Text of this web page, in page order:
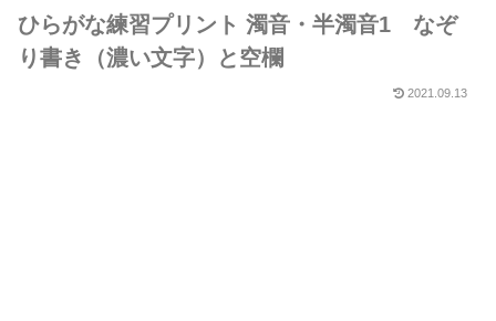
ひらがな練習プリント 濁音・半濁音1 なぞ
り書き（濃い文字）と空欄
2021.09.13